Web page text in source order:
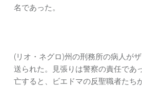
名であった。
(リオ・ネグロ)州の刑務所の病人が
送られた。見張りは警察の責任であ
亡すると、ビエドマの反聖職者たち